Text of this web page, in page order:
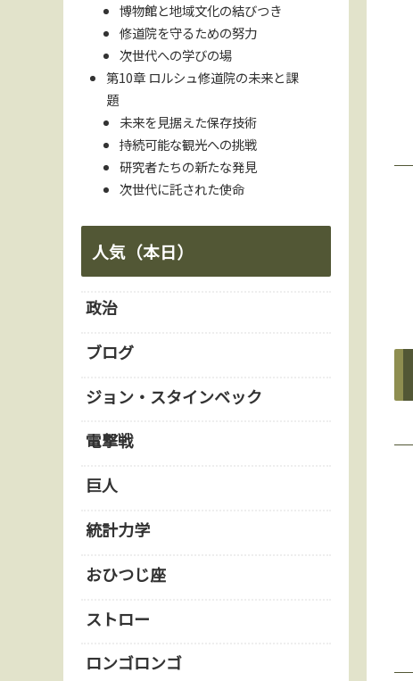
博物館と地域文化の結びつき
修道院を守るための努力
次世代への学びの場
第10章 ロルシュ修道院の未来と課
題
未来を見据えた保存技術
持続可能な観光への挑戦
研究者たちの新たな発見
次世代に託された使命
人気（本日）
政治
ブログ
ジョン・スタインベック
電撃戦
巨人
統計力学
おひつじ座
ストロー
ロンゴロンゴ